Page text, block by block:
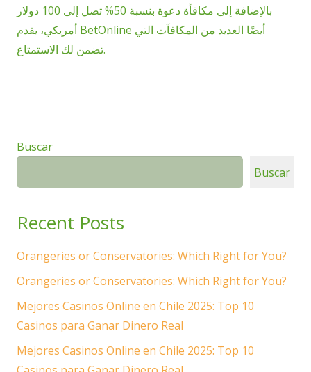
بالإضافة إلى مكافأة دعوة بنسبة 50% تصل إلى 100 دولار
أمريكي، يقدم BetOnline أيضًا العديد من المكافآت التي
تضمن لك الاستمتاع.
Buscar
Buscar
Recent Posts
Orangeries or Conservatories: Which Right for You?
Orangeries or Conservatories: Which Right for You?
Mejores Casinos Online en Chile 2025: Top 10
Casinos para Ganar Dinero Real
Mejores Casinos Online en Chile 2025: Top 10